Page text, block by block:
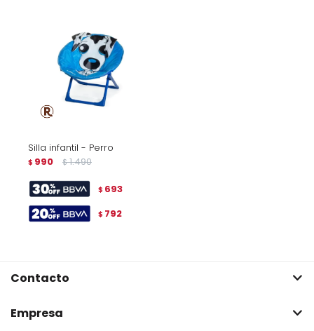
Silla infantil - Perro
$ 990 $ 1.490
$ 693
$ 792
Contacto
Empresa